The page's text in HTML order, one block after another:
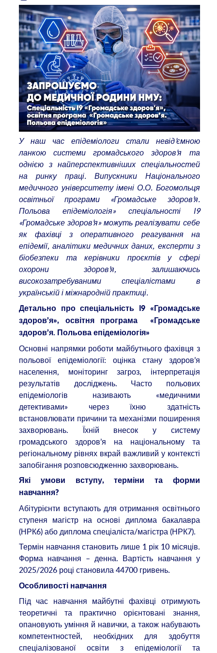
У наш час епідеміологи стали невід’ємною
ланкою системи громадського здоров’я та
однією з найперспективніших спеціальностей
на ринку праці. Випускники Національного
медичного університету імені О.О. Богомольця
освітньої програми «Громадське здоров’я.
Польова епідеміологія» спеціальності І9
«Громадське здоров’я» можуть реалізувати себе
як фахівці з оперативного реагування на
епідемії, аналітики медичних даних, експерти з
біобезпеки та керівники проєктів у сфері
охорони здоров’я, залишаючись
високозатребуваними спеціалістами в
українській і міжнародній практиці.
Детально про спеціальність І9 «Громадське
здоров’я», освітня програма «Громадське
здоров’я. Польова епідеміологія»
Основні напрямки роботи майбутнього фахівця з
польової епідеміології: оцінка стану здоров’я
населення, моніторинг загроз, інтерпретація
результатів досліджень. Часто польових
епідеміологів називають «медичними
детективами» через їхню здатність
встановлювати причини та механізми поширення
захворювань. Їхній внесок у систему
громадського здоров’я на національному та
регіональному рівнях вкрай важливий у контексті
запобігання розповсюдженню захворювань.
Які умови вступу, терміни та форми
навчання?
Абітурієнти вступають для отримання освітнього
ступеня магістр на основі диплома бакалавра
(НРК6) або диплома спеціаліста/магістра (НРК7).
Термін навчання становить лише 1 рік 10 місяців.
Форма навчання – денна. Вартість навчання у
2025/2026 році становила 44700 гривень.
Особливості навчання
Під час навчання майбутні фахівці отримують
теоретичні та практично орієнтовані знання,
опановують уміння й навички, а також набувають
компетентностей, необхідних для здобуття
спеціалізованої освіти з епідеміології та